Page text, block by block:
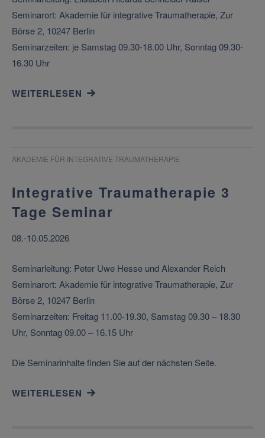
Seminarort: Akademie für integrative Traumatherapie, Zur
Börse 2, 10247 Berlin
Seminarzeiten: je Samstag 09.30-18.00 Uhr, Sonntag 09.30-
16.30 Uhr
WEITERLESEN
AKADEMIE FÜR INTEGRATIVE TRAUMATHERAPIE
Integrative Traumatherapie 3
Tage Seminar
08.-10.05.2026
Seminarleitung: Peter Uwe Hesse und Alexander Reich
Seminarort: Akademie für integrative Traumatherapie, Zur
Börse 2, 10247 Berlin
Seminarzeiten: Freitag 11.00-19.30, Samstag 09.30 – 18.30
Uhr, Sonntag 09.00 – 16.15 Uhr
Die Seminarinhalte finden Sie auf der nächsten Seite.
WEITERLESEN